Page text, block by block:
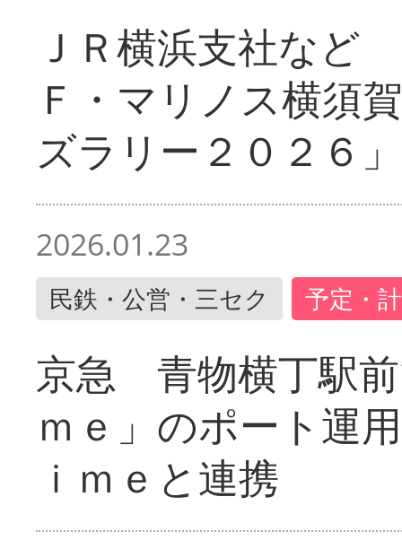
ＪＲ横浜支社など
Ｆ・マリノス横須
ズラリー２０２６」
2026.01.23
民鉄・公営・三セク 予定・
京急 青物横丁駅
ｍｅ」のポート運
ｉｍｅと連携